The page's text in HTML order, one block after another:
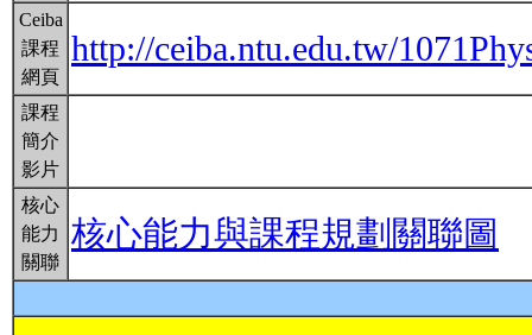
Ceiba
課程
網頁
http://ceiba.ntu.edu.tw/
課程
簡介
影片
核心
能力
關聯
核心能力與課程規劃關聯圖